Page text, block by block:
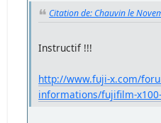
Citation de: Chauvin le
Instructif !!!
http://www.fuji-x.com/
informations/fujifilm-